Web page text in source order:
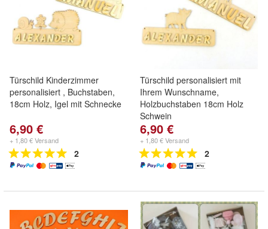
Türschild Kinderzimmer
personalisiert , Buchstaben,
18cm Holz, Igel mit Schnecke
6,90 €
+ 1,80 € Versand
2
Türschild personalisiert mit
Ihrem Wunschname,
Holzbuchstaben 18cm Holz
Schwein
6,90 €
+ 1,80 € Versand
2